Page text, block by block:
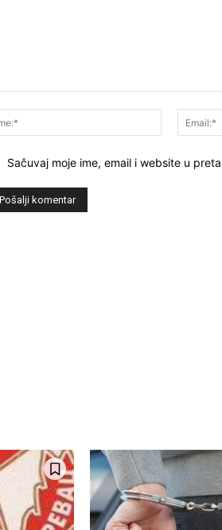
Ime:*
Sačuvaj moje ime, email i website u